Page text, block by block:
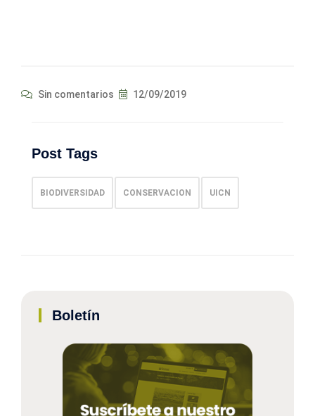
Sin comentarios 12/09/2019
Post Tags
BIODIVERSIDAD CONSERVACION UICN
Boletín